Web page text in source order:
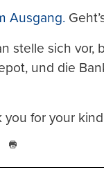
Ausgang.
stelle sich vor,
und die
for your
drucken